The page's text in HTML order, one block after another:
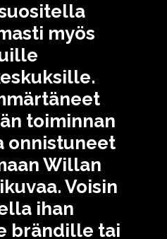
myös
toiminnan
onnistuneet
Willan
Voisin
ihan
brändille tai